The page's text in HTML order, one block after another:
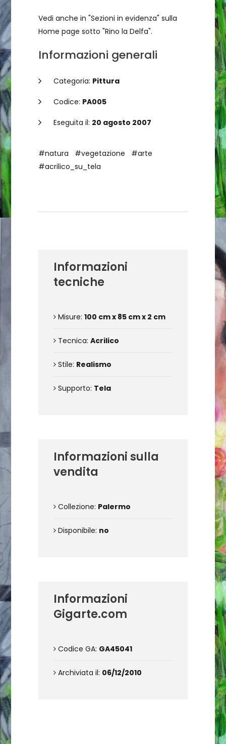
Vedi anche in "Sezioni in evidenza" sulla
Home page sotto "Rino la Delfa".
Informazioni generali
Categoria: Pittura
Codice: PA005
Eseguita il: 20 agosto 2007
#natura #vegetazione
#arte
#acrilico_su_tela
Informazioni
tecniche
Misure: 100 cm x 85 cm x 2 cm
Tecnica: Acrilico
Stile: Realismo
Supporto: Tela
Informazioni sulla
vendita
Collezione: Palermo
Disponibile: no
Informazioni
Gigarte.com
Codice GA: GA45041
Archiviata il: 06/12/2010